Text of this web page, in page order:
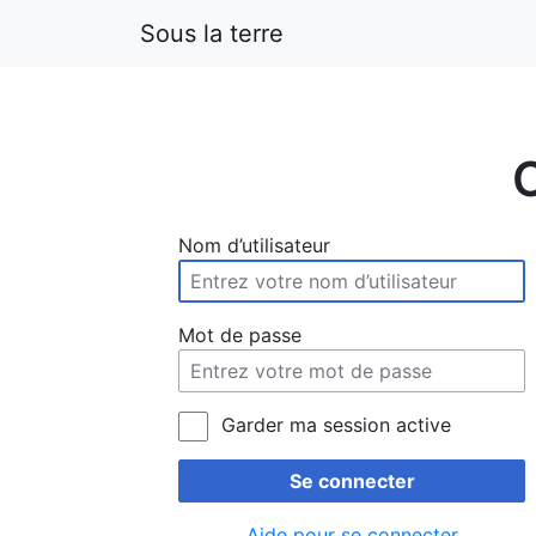
Sous la terre
Nom d’utilisateur
Mot de passe
Garder ma session active
Se connecter